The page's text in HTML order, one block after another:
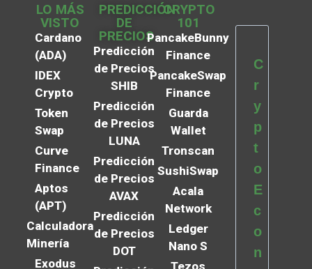
LO MÁS
VISTO
Cardano
(ADA)
IDEX
Crypto
Token
Swap
Curve
Finance
Aptos
(APT)
Calculadora
Minería
Exodus
PREDICCIÓN
DE
PRECIOS
Predicción
de Precios
SHIB
Predicción
de Precios
LUNA
Predicción
de Precios
AVAX
Predicción
de Precios
DOT
CRYPTO
101
PancakeBunny
Finance
PancakeSwap
Finance
Guarda
Wallet
Tronscan
SushiSwap
Acala
Network
Ledger
Nano S
Tezos
C
r
y
p
t
o
E
c
o
n